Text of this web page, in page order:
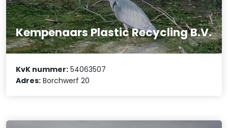
Kempenaars Plastic Recycling B.V.
KvK nummer: 54063507
Adres: Borchwerf 20